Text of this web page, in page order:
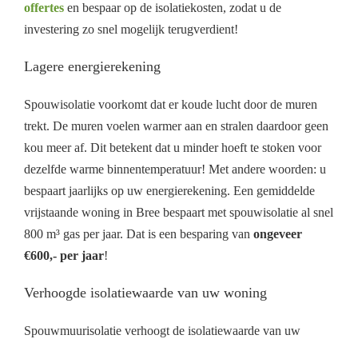
offertes en bespaar op de isolatiekosten, zodat u de
investering zo snel mogelijk terugverdient!
Lagere energierekening
Spouwisolatie voorkomt dat er koude lucht door de muren
trekt. De muren voelen warmer aan en stralen daardoor geen
kou meer af. Dit betekent dat u minder hoeft te stoken voor
dezelfde warme binnentemperatuur! Met andere woorden: u
bespaart jaarlijks op uw energierekening. Een gemiddelde
vrijstaande woning in Bree bespaart met spouwisolatie al snel
800 m³ gas per jaar. Dat is een besparing van ongeveer
€600,- per jaar!
Verhoogde isolatiewaarde van uw woning
Spouwmuurisolatie verhoogt de isolatiewaarde van uw